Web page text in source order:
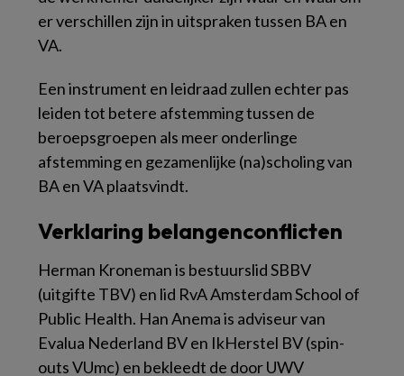
er verschillen zijn in uitspraken tussen BA en
VA.
Een instrument en leidraad zullen echter pas
leiden tot betere afstemming tussen de
beroepsgroepen als meer onderlinge
afstemming en gezamenlijke (na)scholing van
BA en VA plaatsvindt.
Verklaring belangenconflicten
Herman Kroneman is bestuurslid SBBV
(uitgifte TBV) en lid RvA Amsterdam School of
Public Health. Han Anema is adviseur van
Evalua Nederland BV en IkHerstel BV (spin-
outs VUmc) en bekleedt de door UWV